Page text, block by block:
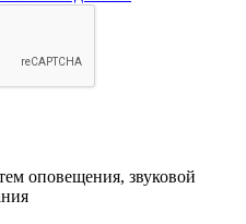
оповещения, звуковой